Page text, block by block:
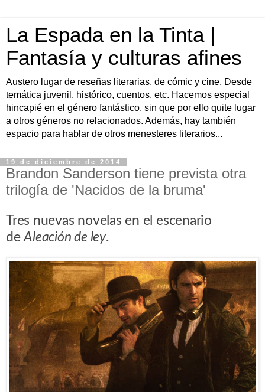
La Espada en la Tinta |
Fantasía y culturas afines
Austero lugar de reseñas literarias, de cómic y cine. Desde
temática juvenil, histórico, cuentos, etc. Hacemos especial
hincapié en el género fantástico, sin que por ello quite lugar
a otros géneros no relacionados. Además, hay también
espacio para hablar de otros menesteres literarios...
19 de diciembre de 2014
Brandon Sanderson tiene prevista otra
trilogía de 'Nacidos de la bruma'
Tres nuevas novelas en el escenario
deAleación de ley.